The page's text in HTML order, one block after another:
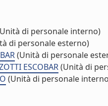
di personale interno)
di personale esterno)
(Unità di personale
ESCOBAR(Unità di
(Unità di personale